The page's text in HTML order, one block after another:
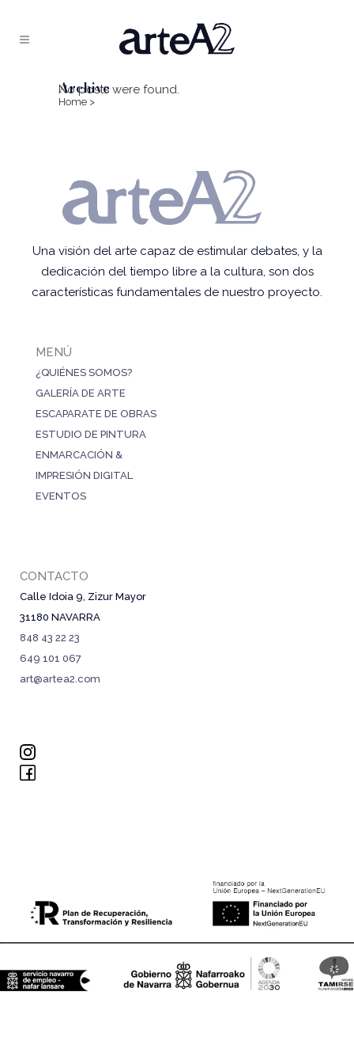
Archive
Home >
No posts were found.
Una visión del arte capaz de estimular debates, y la
dedicación del tiempo libre a la cultura, son dos
características fundamentales de nuestro proyecto.
MENÚ
¿QUIÉNES SOMOS?
GALERÍA DE ARTE
ESCAPARATE DE OBRAS
ESTUDIO DE PINTURA
ENMARCACIÓN &
IMPRESIÓN DIGITAL
EVENTOS
CONTACTO
Calle Idoia 9, Zizur Mayor
31180 NAVARRA
848 43 22 23
649 101 067
art@artea2.com